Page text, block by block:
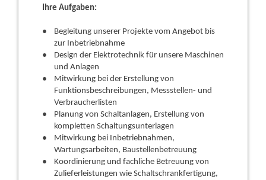
Ihre Aufgaben:
Begleitung unserer Projekte vom Angebot bis
zur Inbetriebnahme
Design der Elektrotechnik für unsere Maschinen
und Anlagen
Mitwirkung bei der Erstellung von
Funktionsbeschreibungen, Messstellen- und
Verbraucherlisten
Planung von Schaltanlagen, Erstellung von
kompletten Schaltungsunterlagen
Mitwirkung bei Inbetriebnahmen,
Wartungsarbeiten, Baustellenbetreuung
Koordinierung und fachliche Betreuung von
Zulieferleistungen wie Schaltschrankfertigung,